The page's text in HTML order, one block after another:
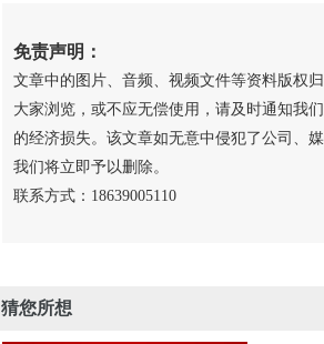
免责声明：
文章中的图片、音频、视频文件等资料版权
大家浏览，或不应无偿使用，请及时通知我
的经济损失。该文章如无意中侵犯了公司、
我们将立即予以删除。
联系方式：18639005110
猜您所想